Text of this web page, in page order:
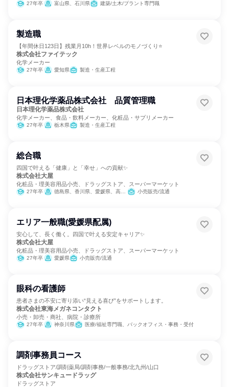
27年卒 富山県、石川県 建築/土木/プラント専門職
製造職
【年間休日123日】残業月10h！世界レベルのモノづくり⭐
株式会社ファイテック
化学メーカー
27年卒 愛知県 製造・生産工程
日本理化学薬品株式会社 品質管理職
日本理化学薬品株式会社
化学メーカー、食品・飲料メーカー、化粧品・サプリメーカー
27年卒 栃木県 製造・生産工程
総合職
四国で叶える「健康」と「幸せ」への貢献✨
株式会社大屋
化粧品・理美容用品小売、ドラッグストア、スーパーマーケット
27年卒 徳島県、香川県、愛媛県、高知県 小売販売/流通
エリア一般職(愛媛県配属)
安心して、長く働く。四国で叶える安定キャリア✨
株式会社大屋
化粧品・理美容用品小売、ドラッグストア、スーパーマーケット
27年卒 愛媛県 小売販売/流通
眼科の看護師
患者さまの不安に寄り添い“見える喜び”をサポートします。
株式会社東海メガネコンタクト
小売・卸売・商社、病院・診療所
27年卒 神奈川県 医療/福祉専門職、バックオフィス・事務・受付
調剤事務員コース
ドラッグストア/調剤薬局/調剤事務/一般事務/北九州/山口
株式会社サンキュードラッグ
ドラッグストア